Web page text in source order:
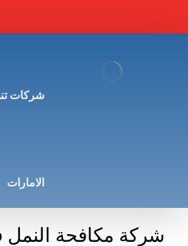
شركات
الامارات